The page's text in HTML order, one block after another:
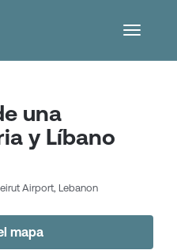
una
y Líbano
Airport, Lebanon
mapa